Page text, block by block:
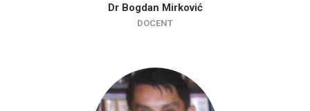
Dr Bogdan Mirković
DOCENT